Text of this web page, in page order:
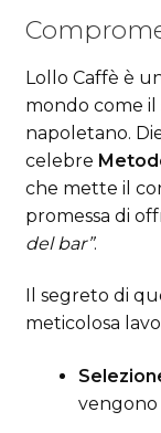
Lollo Caffè è
mondo come il
napoletano.
celebre
che mette il
promessa di
del bar”.
Il segreto di
meticolosa
vengono